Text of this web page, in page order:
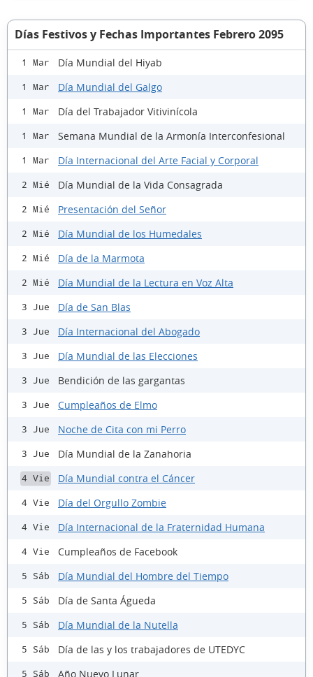
Días Festivos y Fechas Importantes Febrero 2095
1 Mar Día Mundial del Hiyab
1 Mar Día Mundial del Galgo
1 Mar Día del Trabajador Vitivinícola
1 Mar Semana Mundial de la Armonía Interconfesional
1 Mar Día Internacional del Arte Facial y Corporal
2 Mié Día Mundial de la Vida Consagrada
2 Mié Presentación del Señor
2 Mié Día Mundial de los Humedales
2 Mié Día de la Marmota
2 Mié Día Mundial de la Lectura en Voz Alta
3 Jue Día de San Blas
3 Jue Día Internacional del Abogado
3 Jue Día Mundial de las Elecciones
3 Jue Bendición de las gargantas
3 Jue Cumpleaños de Elmo
3 Jue Noche de Cita con mi Perro
3 Jue Día Mundial de la Zanahoria
4 Vie Día Mundial contra el Cáncer
4 Vie Día del Orgullo Zombie
4 Vie Día Internacional de la Fraternidad Humana
4 Vie Cumpleaños de Facebook
5 Sáb Día Mundial del Hombre del Tiempo
5 Sáb Día de Santa Águeda
5 Sáb Día Mundial de la Nutella
5 Sáb Día de las y los trabajadores de UTEDYC
5 Sáb Año Nuevo Lunar